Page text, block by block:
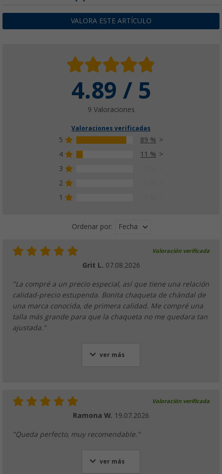
VALORA ESTE ARTÍCULO
4.89 / 5
9 Valoraciones
Valoraciones verificadas
5
89 %
4
11 %
3
2
1
Ordenar por: Fecha
Valoración verificada
Grit L. 07.08.2026
"La compré a un precio especial, así que tiene una relación
calidad-precio estupenda. Bonita chaqueta de chándal de
una marca conocida, de primera calidad. Me compré una
talla más grande para que la chaqueta no me quedara tan
ajustada."
ver más
Valoración verificada
Ramona W. 19.07.2026
"Queda perfecto, muy recomendable."
ver más